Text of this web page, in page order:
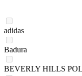
adidas
Badura
BEVERLY HILLS